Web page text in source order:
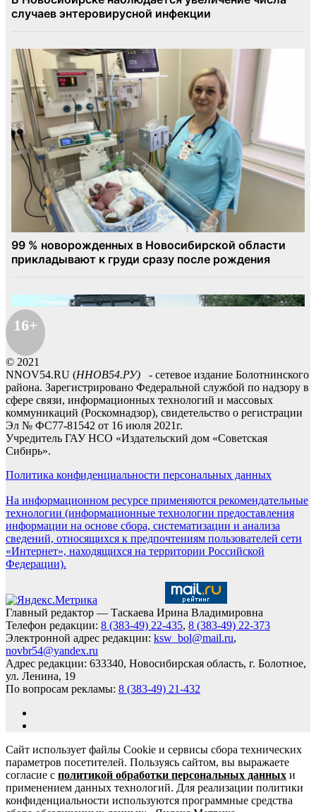
16+
© 2021
NNOV54.RU (ННОВ54.РУ) - сетевое издание Болотнинского
района. Зарегистрировано Федеральной службой по надзору в
сфере связи, информационных технологий и массовых
коммуникаций (Роскомнадзор), свидетельство о регистрации
Эл № ФС77-81542 от 16 июля 2021г.
Учредитель ГАУ НСО «Издательский дом «Советская
Сибирь».
Политика конфиденциальности персональных данных
На информационном ресурсе применяются рекомендательные
технологии (информационные технологии предоставления
информации на основе сбора, систематизации и анализа
сведений, относящихся к предпочтениям пользователей сети
«Интернет», находящихся на территории Российской
Федерации).
Главный редактор — Таскаева Ирина Владимировна
Телефон редакции: 8 (383-49) 22-435, 8 (383-49) 22-373
Электронной адрес редакции: ksw_bol@mail.ru,
novbr54@yandex.ru
Адрес редакции: 633340, Новосибирская область, г. Болотное,
ул. Ленина, 19
По вопросам рекламы: 8 (383-49) 21-432
Сайт использует файлы Cookie и сервисы сбора технических
параметров посетителей. Пользуясь сайтом, вы выражаете
согласие с политикой обработки персональных данных и
применением данных технологий. Для реализации политики
конфиденциальности используются программные средства